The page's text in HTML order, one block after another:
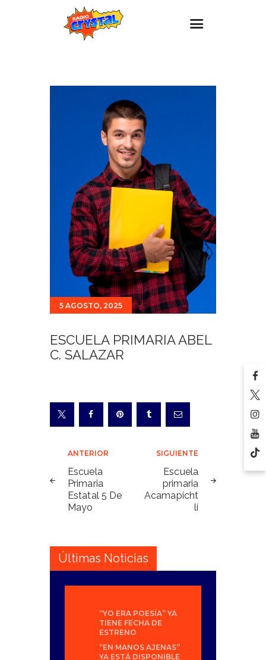
Promociones
Contacto
5 AGOSTO, 2025
ESCUELA PRIMARIA ABEL
C. SALAZAR
Navegación
de
entradas
ANTERIOR
Escuela
Primaria
Estatal 5 De
Mayo
SIGUIENTE
Escuela
primaria
Acamapicht
li
Últimas Noticias
“YO ERA POESÍA” YA
TIENE FECHA DE
ESTRENO
“EN MANOS AJENAS”
YA ESTÁ DISPONIBLE